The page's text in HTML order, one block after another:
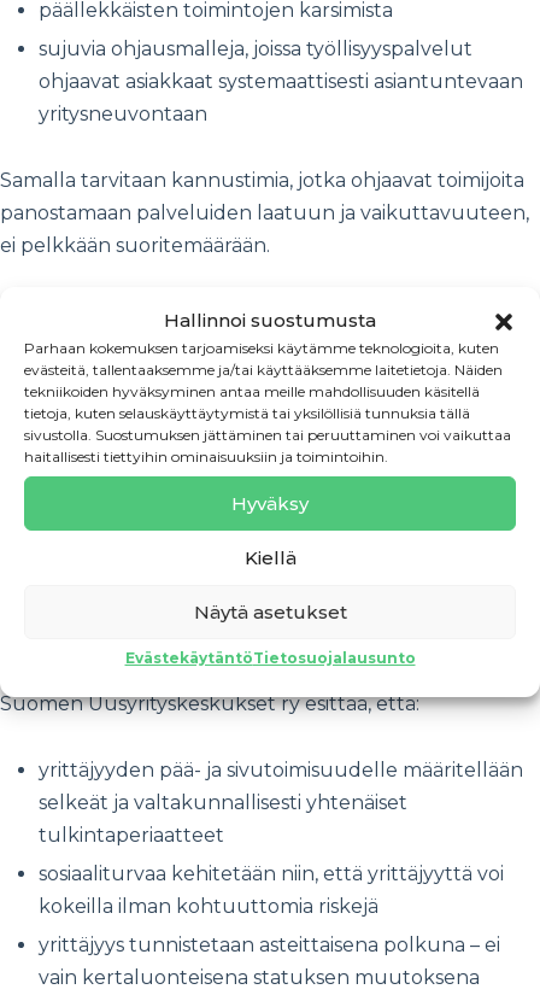
Hallinnoi suostumusta
Parhaan kokemuksen tarjoamiseksi käytämme teknologioita, kuten
evästeitä, tallentaaksemme ja/tai käyttääksemme laitetietoja. Näiden
tekniikoiden hyväksyminen antaa meille mahdollisuuden käsitellä
tietoja, kuten selauskäyttäytymistä tai yksilöllisiä tunnuksia tällä
sivustolla. Suostumuksen jättäminen tai peruuttaminen voi vaikuttaa
haitallisesti tiettyihin ominaisuuksiin ja toimintoihin.
Hyväksy
Kiellä
Näytä asetukset
EvästekäytäntöTietosuojalausunto
päällekkäisten toimintojen karsimista
sujuvia ohjausmalleja, joissa työllisyyspalvelut
ohjaavat asiakkaat systemaattisesti asiantuntevaan
yritysneuvontaan
Samalla tarvitaan kannustimia, jotka ohjaavat toimijoita
panostamaan palveluiden laatuun ja vaikuttavuuteen,
ei pelkkään suoritemäärään.
Epävarmuus hidastaa yrittäjyyden
käynnistymistä
Yrittäjyyden aloittamiseen liittyy edelleen merkittävää
hallinnollista ja taloudellista epävarmuutta. Erityisesti
sosiaaliturvaan, työttömyysturvaan ja yritystoiminnan
luonteen arviointiin liittyvät tulkinnat ovat
epäyhtenäisiä ja vaikeasti ennakoitavia.
Tämä epävarmuus vähentää halukkuutta kokeilla
Suomen Uusyrityskeskukset ry esittää, että:
yrittäjyyden pää- ja sivutoimisuudelle määritellään
selkeät ja valtakunnallisesti yhtenäiset
tulkintaperiaatteet
sosiaaliturvaa kehitetään niin, että yrittäjyyttä voi
kokeilla ilman kohtuuttomia riskejä
yrittäjyys tunnistetaan asteittaisena polkuna – ei
vain kertaluonteisena statuksen muutoksena